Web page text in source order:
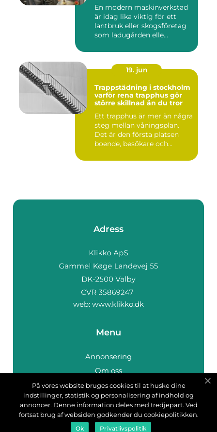
En modern maskinverkstad
är idag lika viktig för ett
lantbruk eller skogsföretag
som ladugården elle...
19. jun
Trappstädning i stockholm
varför rena trapphus gör
större skillnad än du tror
Ett trapphus är mer än några
steg mellan våningsplan.
Det är den första platsen
boende, besökare och...
Adress
web: www.klikko.dk
Menu
Annonsering
Om oss
Cookies
Kontakta oss
Sitemap
På vores website bruges cookies til at huske dine
indstillinger, statistik og personalisering af indhold og
annoncer. Denne information deles med tredjepart. Ved
fortsat brug af websiden godkender du cookiepolitikken.
Ok Privatlivspolitik